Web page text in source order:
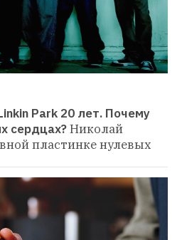
Park 20 лет. Почему
сердцах?Николай
пластинке нулевых